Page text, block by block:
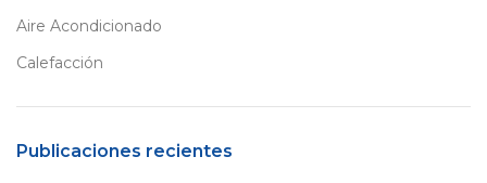
Aire Acondicionado
Calefacción
Publicaciones recientes